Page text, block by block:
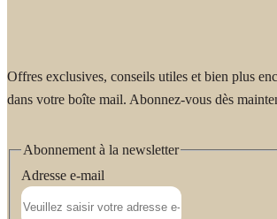
nombreux lavages.
Offres exclusives, conseils utiles et bien plus
dans votre boîte mail. Abonnez-vous dès
Abonnement à la newsletter
Adresse e-mail